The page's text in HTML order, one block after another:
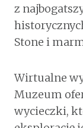
z
Stone i
Wirtualne
Muzeum
wycieczki,